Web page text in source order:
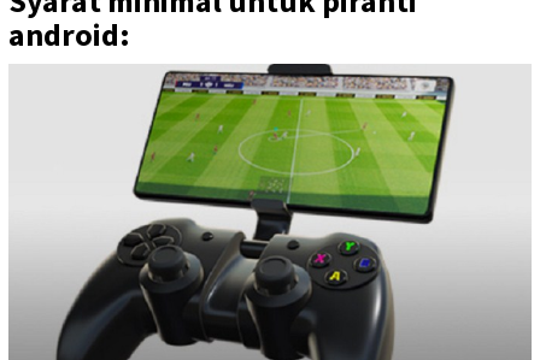
android: